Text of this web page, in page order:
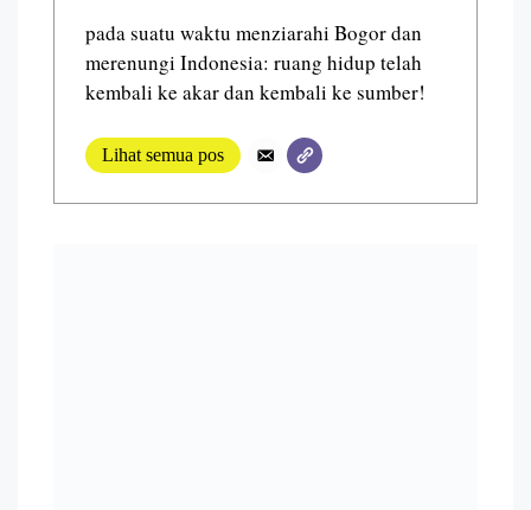
pada suatu waktu menziarahi Bogor dan
merenungi Indonesia: ruang hidup telah
kembali ke akar dan kembali ke sumber!
Lihat semua pos